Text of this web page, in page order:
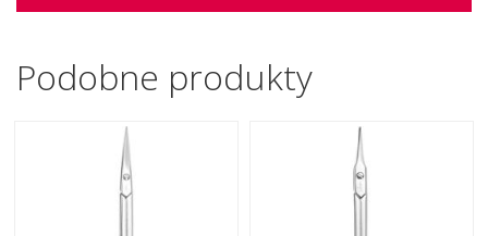
Podobne produkty